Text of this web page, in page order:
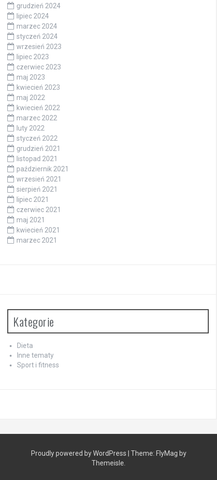
grudzień 2024
lipiec 2024
marzec 2024
styczeń 2024
wrzesień 2023
lipiec 2023
czerwiec 2023
maj 2023
kwiecień 2023
maj 2022
kwiecień 2022
marzec 2022
luty 2022
styczeń 2022
grudzień 2021
listopad 2021
październik 2021
wrzesień 2021
sierpień 2021
lipiec 2021
czerwiec 2021
maj 2021
kwiecień 2021
marzec 2021
Kategorie
Dieta
Inne tematy
Sport i fitness
Proudly powered by WordPress Theme: FlyMag by
Themeisle.